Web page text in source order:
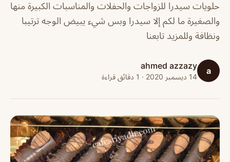
حلويات سيدرا للزواجات والحفلات والمناسبات الكبيرة منها
والصغيرة ما لكم إلا سيدرا وبس شيء يبيض الوجه ترتيبا
ونظافة وللمزيد تابعنا
a
ahmed azzazy
14 ديسمبر 2020 · 1 دقائق قراءة